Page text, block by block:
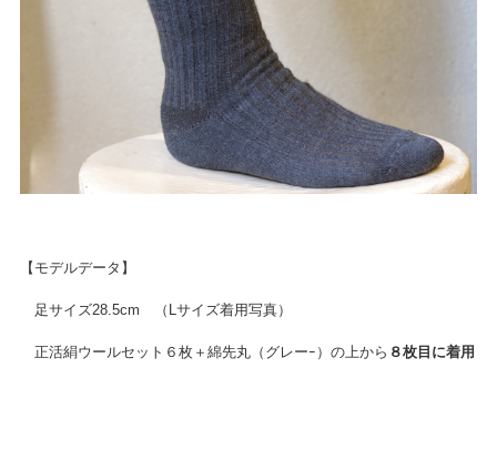
【モデルデータ】
足サイズ28.5cm （Lサイズ着用写真）
正活絹ウールセット６枚＋綿先丸（グレーｰ）の上から ８枚目に着用